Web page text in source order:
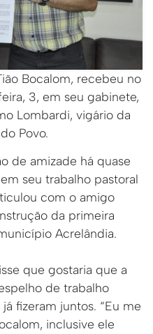
Bocalom, recebeu no
3, em seu gabinete,
Lombardi, vigário da
Povo.
de amizade há quase
seu trabalho pastoral
com o amigo
da primeira
Acrelândia.
que gostaria que a
de trabalho
fizeram juntos. “Eu me
inclusive ele